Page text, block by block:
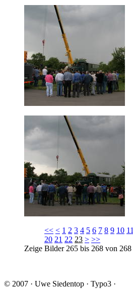
<< < 1 2 3 4 5 6 7 8 9 10 11
20 21 22 23 > >>
Zeige Bilder 265 bis 268 von 268
© 2007 · Uwe Siedentop · Typo3 ·